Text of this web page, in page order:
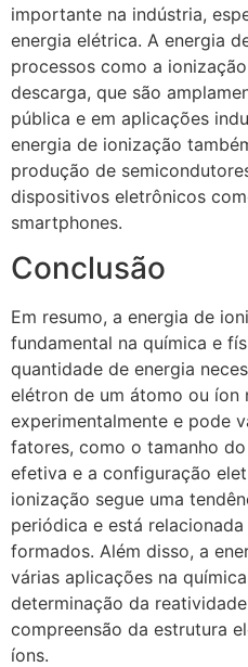
importante na indústria,
energia elétrica. A energia
processos como a
descarga, que são
pública e em aplicações
energia de ionização
produção de
dispositivos eletrônicos
smartphones.
Conclusão
Em resumo, a energia de
fundamental na química e
quantidade de energia
elétron de um átomo ou íon
experimentalmente e pode
fatores, como o tamanho
efetiva e a configuração
ionização segue uma
periódica e está
formados. Além disso, a
várias aplicações na
determinação da
compreensão da estrutura
íons.